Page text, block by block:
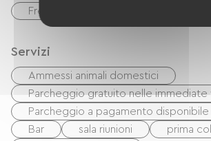
Free Wifi
Servizi
Ammessi animali domestici
Parcheggio gratuito nelle immediate
Parcheggio a pagamento disponibile
Bar
sala riunioni
prima